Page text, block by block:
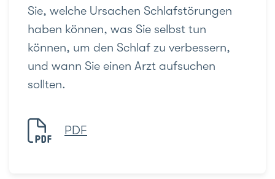
Sie, welche Ursachen Schlafstörungen
haben können, was Sie selbst tun
können, um den Schlaf zu verbessern,
und wann Sie einen Arzt aufsuchen
sollten.
PDF